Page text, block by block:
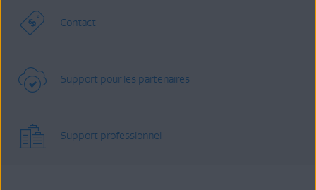
Contact
Support pour les partenaires
Support professionnel